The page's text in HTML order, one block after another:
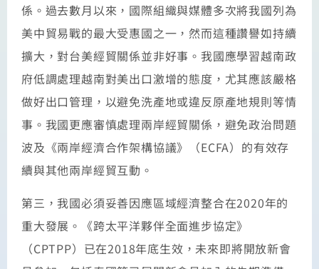
係。過去數月以來，國際組織與媒體多次將我國列為
美中貿易戰的最大受惠國之一，然而這種讚譽如持續
擴大，對台美經貿關係並非好事。我國應學習越南政
府低調處理越南對美出口激增的態度，尤其應該嚴格
做好出口管理，以避免洗產地或違反原產地規則等情
事。我國更應審慎處理兩岸經貿關係，避免政治問題
波及《兩岸經濟合作架構協議》（ECFA）的有效存
續與其他兩岸經貿互動。
第三，我國必須妥善因應區域經濟整合在2020年的
重大發展。《跨太平洋夥伴全面進步協定》
（CPTPP）已在2018年底生效，未來即將開放新會